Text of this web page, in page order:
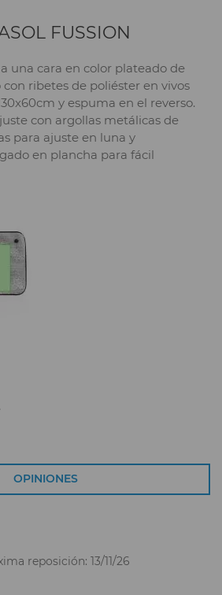
FUSSION
una cara en color plateado de
ribetes de poliéster en vivos
y espuma en el reverso.
con argollas metálicas de
para ajuste en luna y
en plancha para fácil
OPINIONES
reposición: 13/11/26